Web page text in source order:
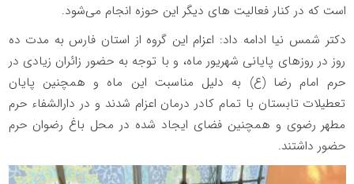
است که در کنار فعالیت های دیگر این حوزه انجام می‌شود.
دکتر شمس نیا ادامه داد: اعزام این گروه از استان فارس به مدت ده
روز در روزهای پایانی شهریور ماه، و با توجه به حضور زائران زیادی در
حرم امام رضا (ع) به دلیل مناسبت این ماه و همچنین پایان
تعطیلات تابستان با تمام کادر درمان اعزام شدند و در دارالشفاء حرم
مطهر رضوی و همچنین فضای ایجاد شده در محل باغ رضوان حرم
حضور داشتند.